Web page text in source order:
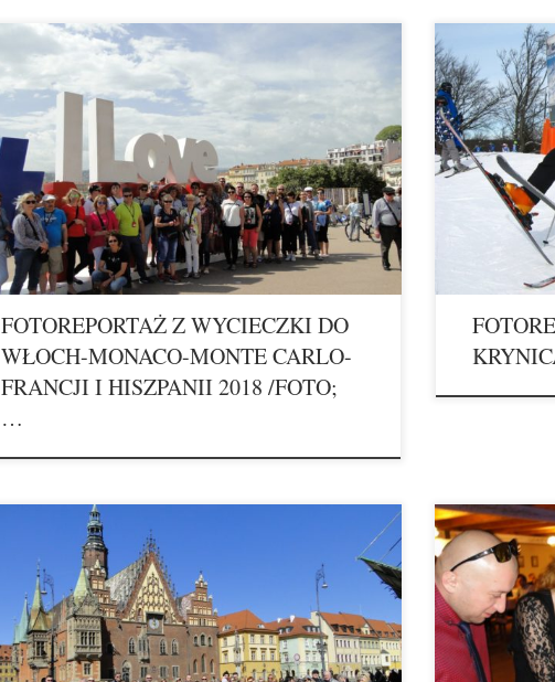
FOTOREPORTAŻ Z WYCIECZKI DO
WŁOCH-MONACO-MONTE CARLO-
FRANCJI I HISZPANII 2018 /FOTO;
…